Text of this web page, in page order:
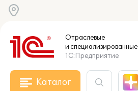
Отраслевые
и специализированные
1С:Предприятие
Каталог